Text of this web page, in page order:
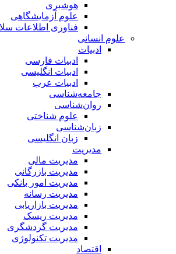
هوشبری
علوم آزمایشگاهی
فناوری اطلاعات
علوم انسانی
ادبیات
ادبیات فارسی
ادبیات انگلیسی
ادبیات عرب
جامعه‌شناسی
روان‌شناسی
علوم شناختی
زبان‌شناسی
زبان انگلیسی
مدیریت
مدیریت مالی
مدیریت بازرگانی
مدیریت امور بانکی
مدیریت رسانه
مدیریت بازاریابی
مدیریت ریسک
مدیریت گردشگری
مدیریت تکنولوژی
اقتصاد